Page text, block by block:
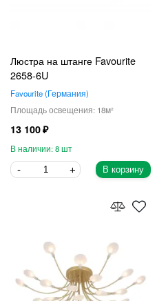
Люстра на штанге Favourite
2658-6U
Favourite Германия
18
13 100
8
В корзину